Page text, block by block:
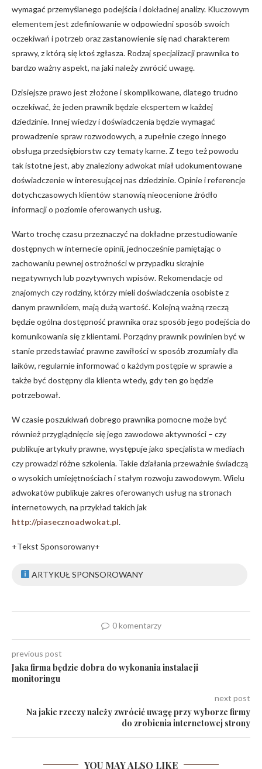
wymagać przemyślanego podejścia i dokładnej analizy. Kluczowym
elementem jest zdefiniowanie w odpowiedni sposób swoich
oczekiwań i potrzeb oraz zastanowienie się nad charakterem
sprawy, z którą się ktoś zgłasza. Rodzaj specjalizacji prawnika to
bardzo ważny aspekt, na jaki należy zwrócić uwagę.
Dzisiejsze prawo jest złożone i skomplikowane, dlatego trudno
oczekiwać, że jeden prawnik będzie ekspertem w każdej
dziedzinie. Innej wiedzy i doświadczenia będzie wymagać
prowadzenie spraw rozwodowych, a zupełnie czego innego
obsługa przedsiębiorstw czy tematy karne. Z tego też powodu
tak istotne jest, aby znaleziony adwokat miał udokumentowane
doświadczenie w interesującej nas dziedzinie. Opinie i referencje
dotychczasowych klientów stanowią nieocenione źródło
informacji o poziomie oferowanych usług.
Warto trochę czasu przeznaczyć na dokładne przestudiowanie
dostępnych w internecie opinii, jednocześnie pamiętając o
zachowaniu pewnej ostrożności w przypadku skrajnie
negatywnych lub pozytywnych wpisów. Rekomendacje od
znajomych czy rodziny, którzy mieli doświadczenia osobiste z
danym prawnikiem, mają dużą wartość. Kolejną ważną rzeczą
będzie ogólna dostępność prawnika oraz sposób jego podejścia do
komunikowania się z klientami. Porządny prawnik powinien być w
stanie przedstawiać prawne zawiłości w sposób zrozumiały dla
laików, regularnie informować o każdym postępie w sprawie a
także być dostępny dla klienta wtedy, gdy ten go będzie
potrzebował.
W czasie poszukiwań dobrego prawnika pomocne może być
również przyglądnięcie się jego zawodowe aktywności – czy
publikuje artykuły prawne, występuje jako specjalista w mediach
czy prowadzi różne szkolenia. Takie działania przeważnie świadczą
o wysokich umiejętnościach i stałym rozwoju zawodowym. Wielu
adwokatów publikuje zakres oferowanych usług na stronach
internetowych, na przykład takich jak
http://piasecznoadwokat.pl.
+Tekst Sponsorowany+
ARTYKUŁ SPONSOROWANY
0 komentarzy
previous post
Jaka firma będzie dobra do wykonania instalacji
monitoringu
next post
Na jakie rzeczy należy zwrócić uwagę przy wyborze firmy
do zrobienia internetowej strony
YOU MAY ALSO LIKE